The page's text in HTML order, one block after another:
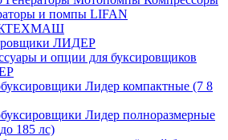
и помпы LIFAN
ЛИДЕР
и опции для буксировщиков
Лидер компактные (7 8
Лидер полноразмерные
185 лс)